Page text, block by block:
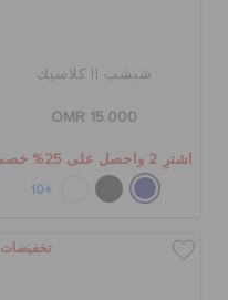
شبشب II كلاسيك
OMR 15.000
اشترِ 2 واحصل على 25% خصم
+10
تخفيضات